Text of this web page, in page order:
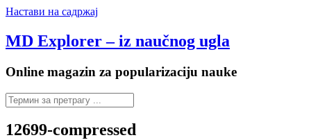
Настави на садржај
MD Explorer – iz naučnog ugla
Online magazin za popularizaciju nauke
12699-compressed